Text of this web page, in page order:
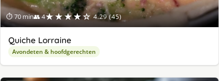
⏱ 70 min👥 4★★★★☆ 4.29 (45)
Quiche Lorraine
Avondeten & hoofdgerechten